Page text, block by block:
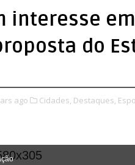
interesse
do
ago Cidades, Destaques,